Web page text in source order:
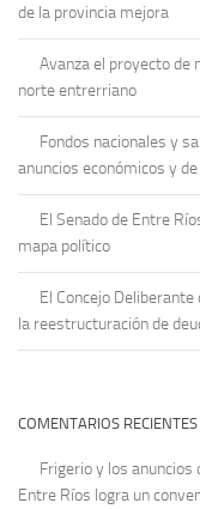
de la provincia mejora
Avanza el proyecto de
norte entrerriano
Fondos nacionales y
anuncios económicos y
El Senado de Entre
mapa político
El Concejo
la reestructuración de
COMENTARIOS RECIENTES
Frigerio y los anuncios
Entre Ríos logra un